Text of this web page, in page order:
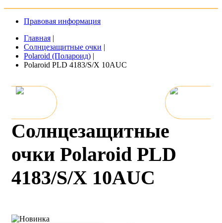
Правовая информация
Главная |
Солнцезащитные очки |
Polaroid (Полароид) |
Polaroid PLD 4183/S/X 10AUC
Солнцезащитные
очки Polaroid PLD
4183/S/X 10AUC